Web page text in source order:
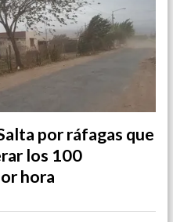
por ráfagas que
los 100
hora